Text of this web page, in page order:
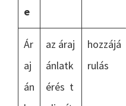
e
Ár
aj
án
az áraj
ánlatk
érés t
hozzájá
rulás